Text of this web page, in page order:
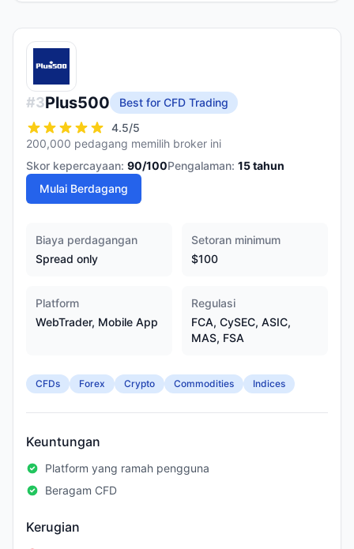
#3Plus500
Best for CFD Trading
4.5/5
200,000 pedagang memilih broker ini
Skor kepercayaan: 90/100Pengalaman: 15tahun
Mulai Berdagang
Biaya perdagangan
Spread only
Setoran minimum
$100
Platform
WebTrader, Mobile App
Regulasi
FCA, CySEC, ASIC,
MAS, FSA
CFDs Forex Crypto Commodities Indices
Keuntungan
Platform yang ramah pengguna
Beragam CFD
Kerugian